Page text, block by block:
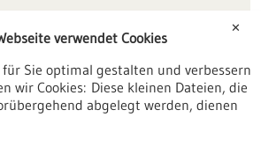
✕
verwendet Cookies
Sie optimal gestalten und verbessern
wir Cookies: Diese kleinen Dateien, die
abgelegt werden, dienen